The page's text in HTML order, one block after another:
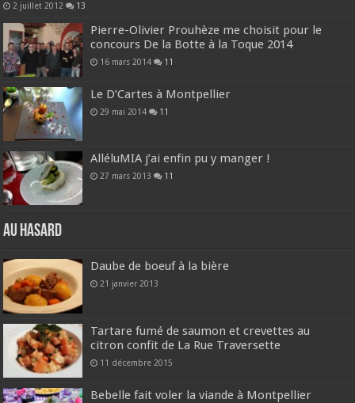
2 juillet 2012 13
Pierre-Olivier Prouhèze me choisit pour le
concours De la Botte à la Toque 2014
16 mars 2014 11
Le D’Cartes à Montpellier
29 mai 2014 11
AlléluMIA j’ai enfin pu y manger !
27 mars 2013 11
Au hasard
Daube de boeuf à la bière
21 janvier 2013
Tartare fumé de saumon et crevettes au
citron confit de La Rue Traversette
11 décembre 2015
Bebelle fait voler la viande à Montpellier